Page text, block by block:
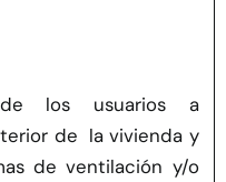
los usuarios a
de la vivienda y
de ventilación y/o